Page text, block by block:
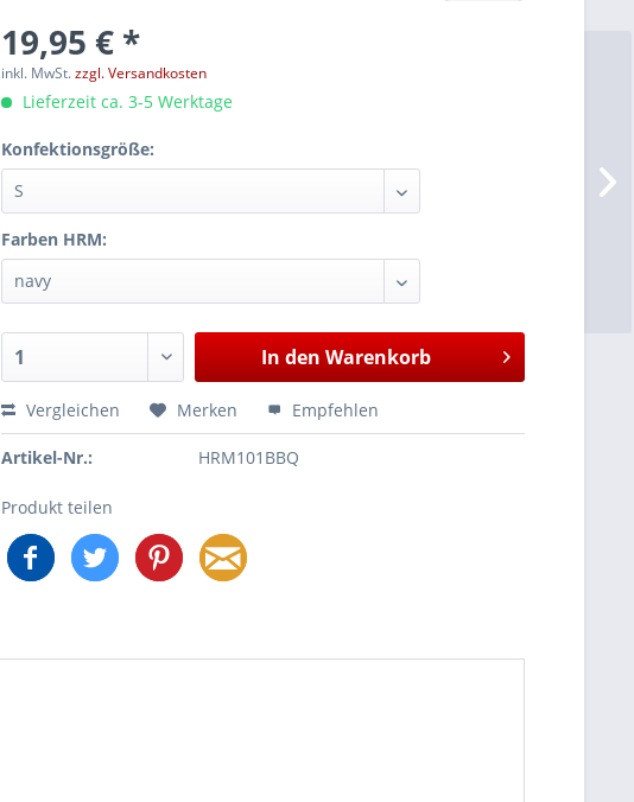
19,95 € *
inkl. MwSt.zzgl. Versandkosten
Lieferzeit ca. 3-5 Werktage
Konfektionsgröße:
Farben HRM:
In den Warenkorb
Vergleichen Merken Empfehlen
Artikel-Nr.: HRM101BBQ
Produkt teilen